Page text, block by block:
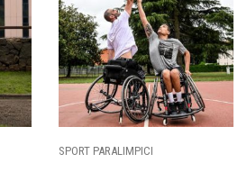
CALCIO